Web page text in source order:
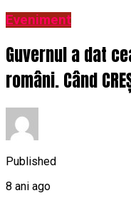
Eveniment
Guvernul a dat
români. Când
Published
8 ani ago